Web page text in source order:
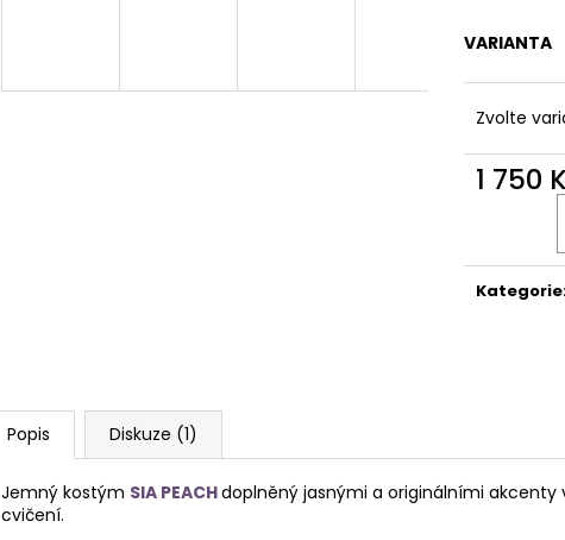
VARIANTA
Zvolte
1 750
Kategorie
Popis Diskuze (1)
Jemný kostým SIA PEACHdoplněný jasnými a originálními
cvičení.